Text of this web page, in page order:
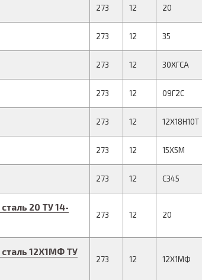
273 12 20
273 12 35
273 12 30ХГСА
273 12 09Г2С
273 12 12Х18Н10Т
273 12 15Х5М
273 12 С345
сталь 20 ТУ 14-
273 12 20
сталь 12Х1МФ ТУ
273 12 12Х1МФ